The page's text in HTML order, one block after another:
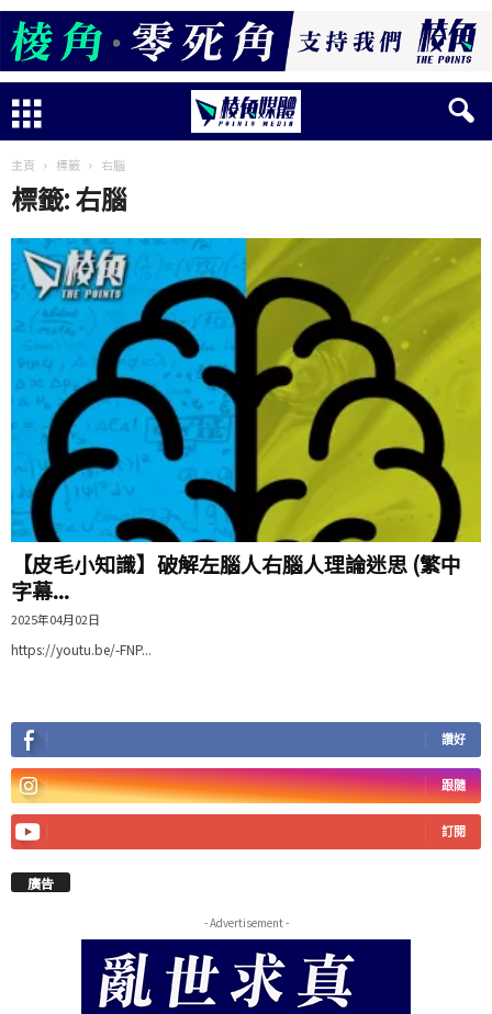
主頁 標籤 右腦
標籤: 右腦
【皮毛小知識】破解左腦人右腦人理論迷思 (繁中
字幕...
2025年04月02日
https://youtu.be/-FNP...
讚好
跟隨
訂閱
廣告
- Advertisement -